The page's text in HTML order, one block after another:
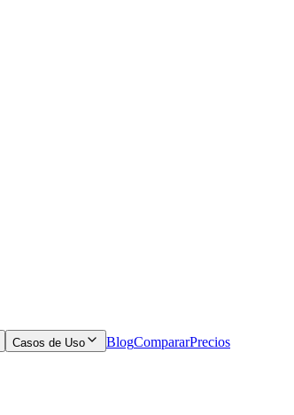
Casos de Uso BlogCompararPrecios